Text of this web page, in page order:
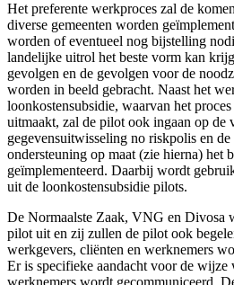
Het preferente werkproces zal de
diverse gemeenten worden
worden of eventueel nog bijstelling
landelijke uitrol het beste vorm kan
gevolgen en de gevolgen voor de
worden in beeld gebracht. Naast het
loonkostensubsidie, waarvan het
uitmaakt, zal de pilot ook ingaan op de
gegevensuitwisseling no riskpolis en
ondersteuning op maat (zie hierna) het
geïmplementeerd. Daarbij wordt
uit de loonkostensubsidie pilots.
De Normaalste Zaak, VNG en Divosa
pilot uit en zij zullen de pilot ook
werkgevers, cliënten en werknemers
Er is specifieke aandacht voor de wijze